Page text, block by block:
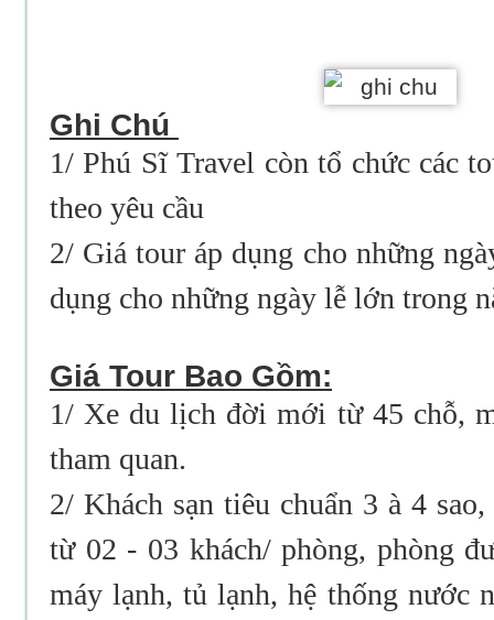
Ghi Chú
1/ Phú Sĩ Travel còn tổ chức các
theo yêu cầu
2/ Giá tour áp dụng cho những
dụng cho những ngày lễ lớn trong
Giá Tour Bao Gồm:
1/ Xe du lịch đời mới từ 45 chỗ,
tham quan.
2/ Khách sạn tiêu chuẩn 3 à 4
từ 02 - 03 khách/ phòng, phòng
máy lạnh, tủ lạnh, hệ thống nước